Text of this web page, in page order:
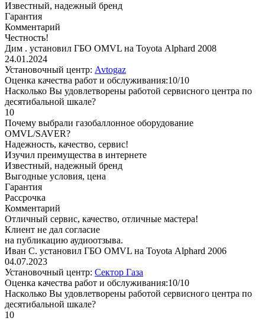
Известный, надежный бренд
Гарантия
Комментарий
Честность!
Дим . установил ГБО OMVL на Toyota Alphard 2008
24.01.2024
Установочный центр: Avtogaz
Оценка качества работ и обслуживания:10/10
Насколько Вы удовлетворены работой сервисного центра по
десятибальной шкале?
10
Почему выбрали газобаллонное оборудование
OMVL/SAVER?
Надежность, качество, сервис!
Изучил преимущества в интернете
Известный, надежный бренд
Выгодные условия, цена
Гарантия
Рассрочка
Комментарий
Отличный сервис, качество, отличные мастера!
Клиент не дал согласие
на публикацию аудиоотзыва.
Иван С. установил ГБО OMVL на Toyota Alphard 2006
04.07.2023
Установочный центр: Сектор Газа
Оценка качества работ и обслуживания:10/10
Насколько Вы удовлетворены работой сервисного центра по
десятибальной шкале?
10